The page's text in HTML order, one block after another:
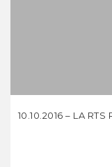
10.10.2016 – LA